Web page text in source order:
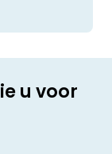
u voor